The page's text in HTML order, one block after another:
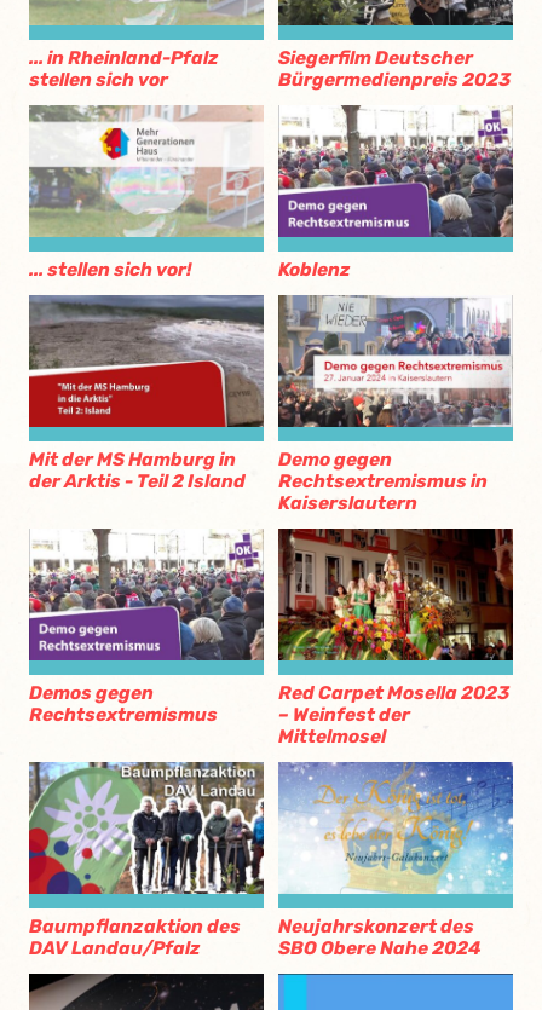
... in Rheinland-Pfalz
stellen sich vor
Siegerfilm Deutscher
Bürgermedienpreis 2023
... stellen sich vor! Koblenz
Mit der MS Hamburg in
der Arktis - Teil 2 Island
Demo gegen
Rechtsextremismus in
Kaiserslautern
Demos gegen
Rechtsextremismus
Red Carpet Mosella 2023
– Weinfest der
Mittelmosel
Baumpflanzaktion des
DAV Landau/Pfalz
Neujahrskonzert des
SBO Obere Nahe 2024